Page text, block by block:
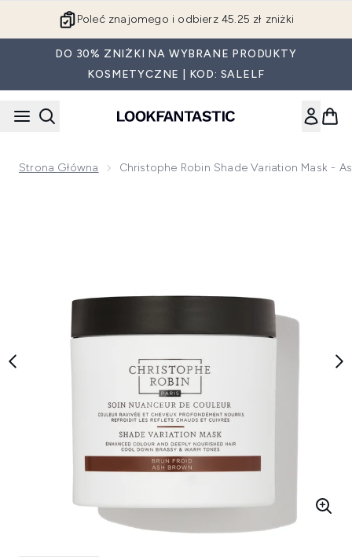
Poleć znajomego i odbierz 45.25 zł zniżki
DO 30% ZNIŻKI NA WYBRANE PRODUKTY
KOSMETYCZNE | KOD: SALELF
Strona Główna Christophe Robin Shade Variation Mask -